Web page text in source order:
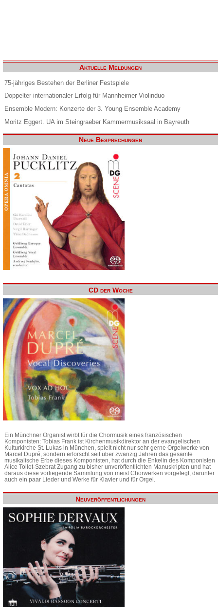
Aktuelle Meldungen
75-jähriges Bestehen der Berliner Festspiele
Doppelter internationaler Erfolg für Mannheimer Violinduo
Ensemble Modern: Konzerte der 3. Young Ensemble Academy
Moritz Eggert. UA im Steingraeber Kammermusiksaal in Bayreuth
Neue Besprechungen
CD der Woche
Ein Münchner Organist wirbt für die Chormusik eines französischen
Komponisten: Tobias Frank ist Kirchenmusikdirektor an der evangelischen
Kulturkirche St. Lukas in München, spielt nicht nur sehr gerne Orgelwerke von
Marcel Dupré, sondern erforscht seit über zwanzig Jahren das gesamte
musikalische Erbe dieses Komponisten, hat durch die Enkelin des Komponisten
Alice Tollet-Szebrat Zugang zu bisher unveröffentlichten Manuskripten und hat
daraus diese vorliegende Sammlung von meist Chorwerken vorgelegt, darunter
auch ein paar Lieder und Werke für Klavier und für Orgel.
Neuveröffentlichungen